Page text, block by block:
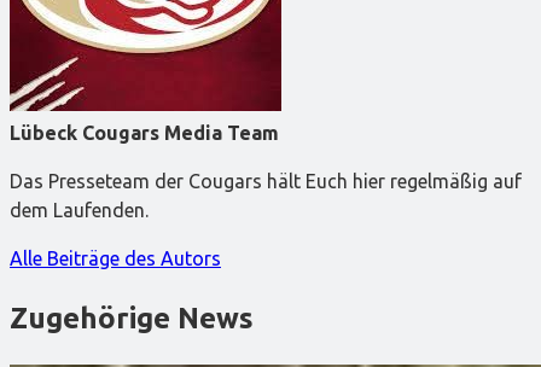
Lübeck Cougars Media Team
Das Presseteam der Cougars hält Euch hier regelmäßig auf
dem Laufenden.
Alle Beiträge des Autors
Zugehörige News